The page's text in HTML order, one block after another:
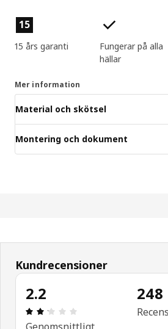
Produktens egenskaper
15
15 års garanti
Fungerar på alla
hällar
Mer information
Material och skötsel
Montering och dokument
Kundrecensioner
2.2
Recension: 2.2 / 5
248